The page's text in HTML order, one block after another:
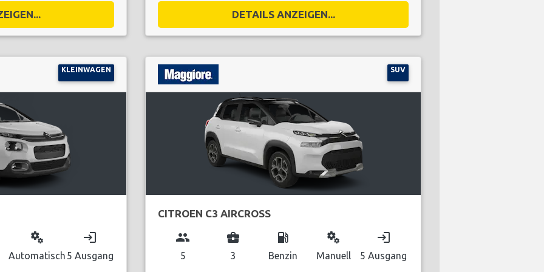
DETAILS ANZEIGEN...
KLEINWAGEN
miscellaneous_services
Automatisch
login
5 Ausgang
SUV
CITROEN C3 AIRCROSS
group
5
business_center
3
local_gas_station
Benzin
miscellaneous_services
Manuell
login
5 Ausgang